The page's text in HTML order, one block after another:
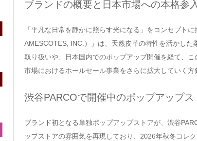
ブランドの概要と日本市場への本格参入
「平凡な日常を静かに照らす光になる」をコンセプト
AMESCOTES, INC.）」は、天然皮革の特性を活かし
取り扱いや、日本国内でのポップアップ開催を経て、
市場におけるホールセール事業をさらに拡大していく方
渋谷PARCOで開催中のポップアップス
ブランド初となる単独ポップアップストアが、渋谷
ップストアの雰囲気を再現しており、2026年秋冬コレ